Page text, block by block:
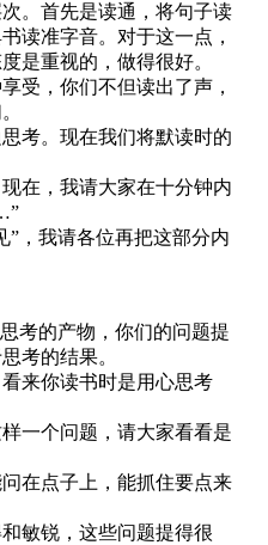
首先是读通，将句子读
读准字音。对于这一点，
是重视的，做得很好。
，你们不但读出了声，
。现在我们将默读时的
，我请大家在十分钟内
我请各位再把这部分内
的产物，你们的问题提
考的结果。
你读书时是用心思考
个问题，请大家看看是
点子上，能抓住要点来
锐，这些问题提得很